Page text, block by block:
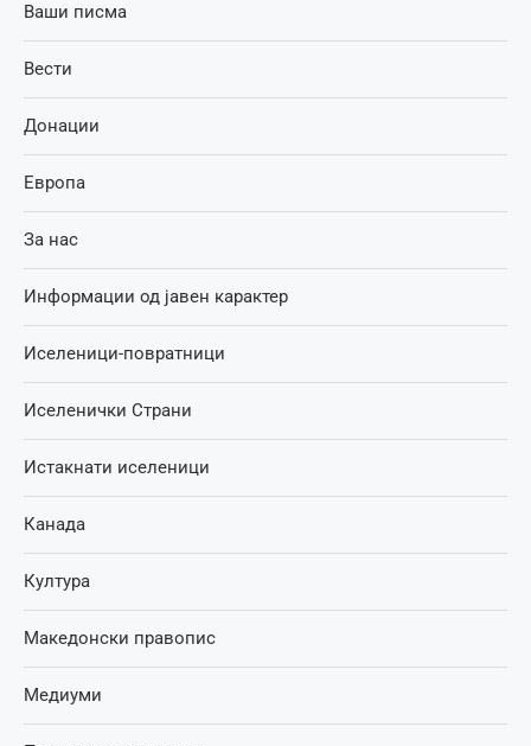
Ваши писма
Вести
Донации
Европа
За нас
Информации од јавен карактер
Иселеници-повратници
Иселенички Страни
Истакнати иселеници
Канада
Култура
Македонски правопис
Медиуми